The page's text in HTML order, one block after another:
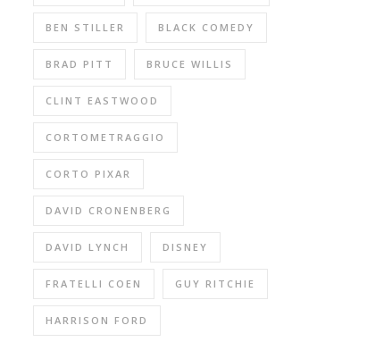
BEN STILLER BLACK COMEDY
BRAD PITT BRUCE WILLIS
CLINT EASTWOOD
CORTOMETRAGGIO
CORTO PIXAR
DAVID CRONENBERG
DAVID LYNCH DISNEY
FRATELLI COEN GUY RITCHIE
HARRISON FORD